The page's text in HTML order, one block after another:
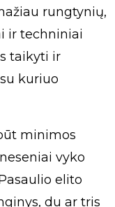
rungtynių,
ir techniniai
taikyti ir
kuriuo
minimos
vyko
elito
du ar tris